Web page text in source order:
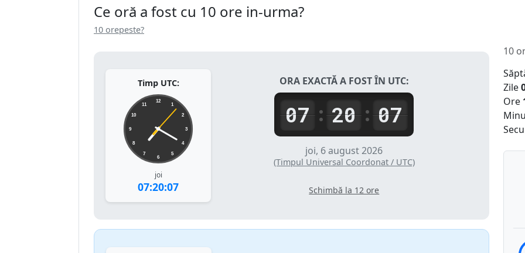
Ce oră a fost cu 10 ore in-urma?
10 orepeste?
Timp UTC:
12
1
2
3
4
5
6
7
8
9
10
11
joi
07:20:07
ORA EXACTĂ A FOST ÎN UTC:
07 : 20 : 07
joi, 6 august 2026
(Timpul Universal Coordonat / UTC)
Schimbă la 12 ore
10
Zile
Ore